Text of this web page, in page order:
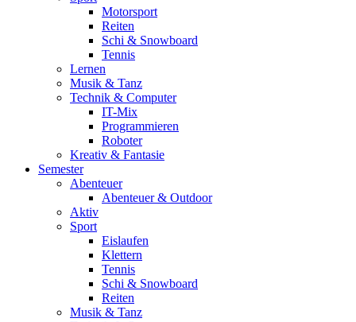
Motorsport
Reiten
Schi & Snowboard
Tennis
Lernen
Musik & Tanz
Technik & Computer
IT-Mix
Programmieren
Roboter
Kreativ & Fantasie
Semester
Abenteuer
Abenteuer & Outdoor
Aktiv
Sport
Eislaufen
Klettern
Tennis
Schi & Snowboard
Reiten
Musik & Tanz